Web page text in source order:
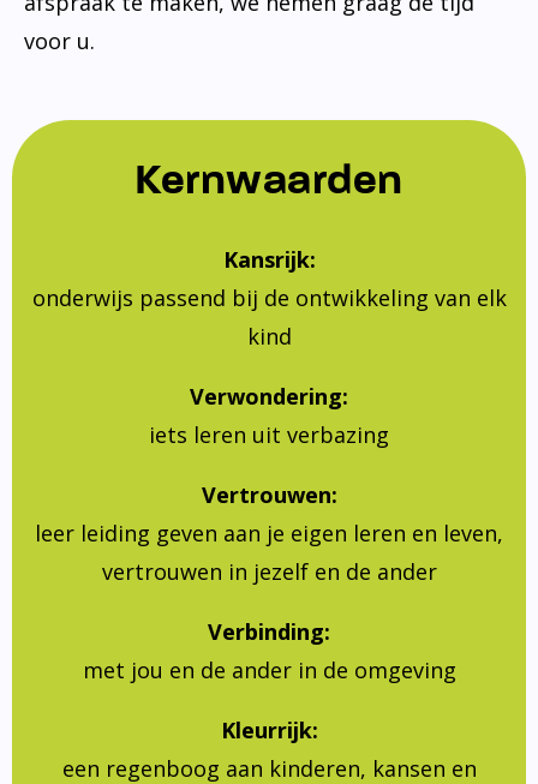
voor u.
Kernwaarden
Kansrijk:
onderwijs passend bij de ontwikkeling van elk
kind
Verwondering:
iets leren uit verbazing
Vertrouwen:
leer leiding geven aan je eigen leren en leven,
vertrouwen in jezelf en de ander
Verbinding:
met jou en de ander in de omgeving
Kleurrijk:
een regenboog aan kinderen, kansen en